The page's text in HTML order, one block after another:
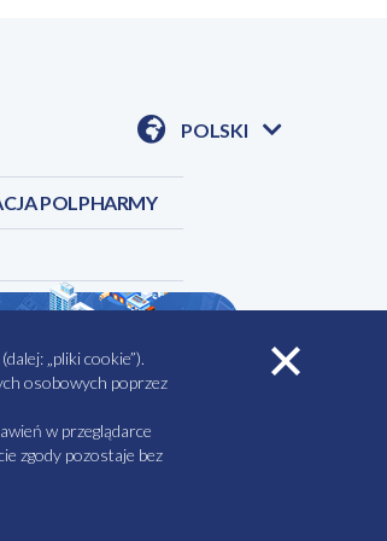
POLSKI
POLPHARMY
MINIMALIZACJA RYZYKA
„pliki cookie”).
osobowych poprzez
w przeglądarce
zgody pozostaje bez